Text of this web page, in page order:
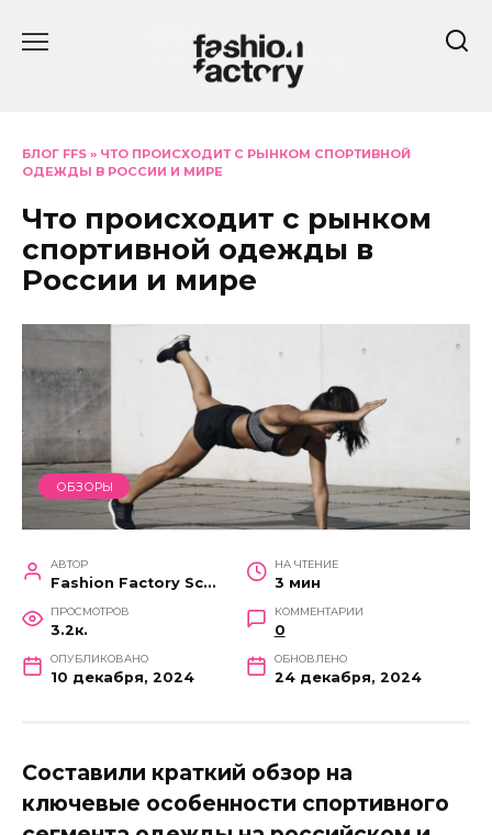
БЛОГ FFS » ЧТО ПРОИСХОДИТ С РЫНКОМ СПОРТИВНОЙ
ОДЕЖДЫ В РОССИИ И МИРЕ
Что происходит с рынком
спортивной одежды в
России и мире
ОБЗОРЫ
АВТОР
Fashion Factory School
НА ЧТЕНИЕ
3 мин
ПРОСМОТРОВ
3.2к.
КОММЕНТАРИИ
0
ОПУБЛИКОВАНО
10 декабря, 2024
ОБНОВЛЕНО
24 декабря, 2024
Составили краткий обзор на
ключевые особенности спортивного